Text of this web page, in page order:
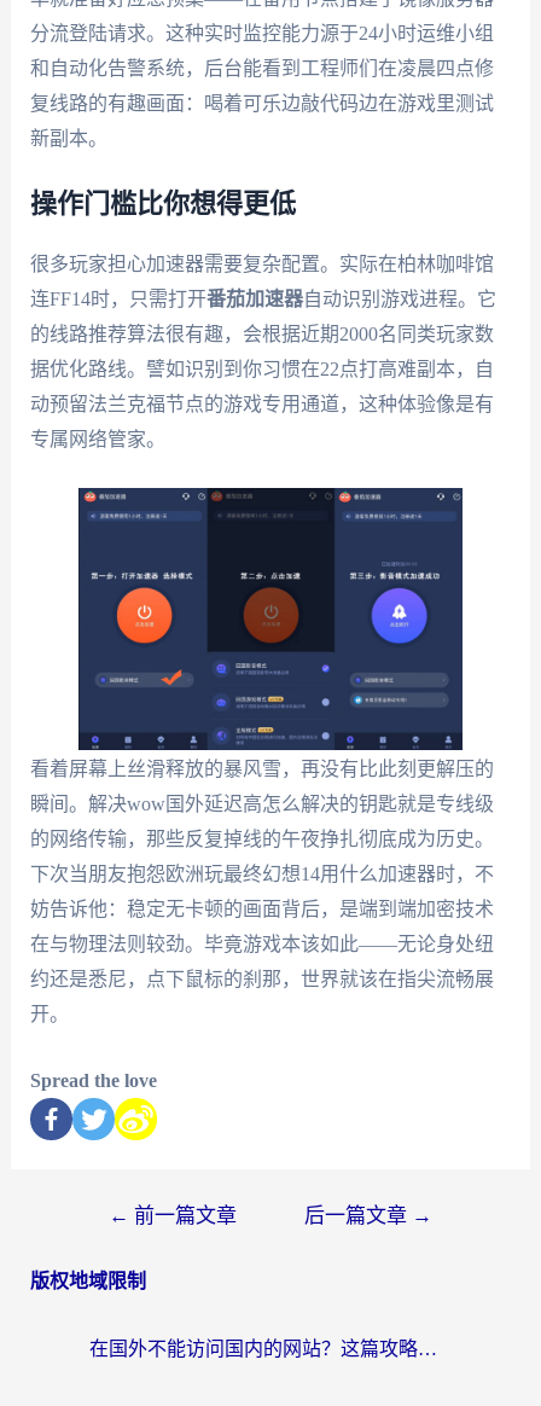
分流登陆请求。这种实时监控能力源于24小时运维小组
和自动化告警系统，后台能看到工程师们在凌晨四点修
复线路的有趣画面：喝着可乐边敲代码边在游戏里测试
新副本。
操作门槛比你想得更低
很多玩家担心加速器需要复杂配置。实际在柏林咖啡馆
连FF14时，只需打开番茄加速器自动识别游戏进程。它
的线路推荐算法很有趣，会根据近期2000名同类玩家数
据优化路线。譬如识别到你习惯在22点打高难副本，自
动预留法兰克福节点的游戏专用通道，这种体验像是有
专属网络管家。
看着屏幕上丝滑释放的暴风雪，再没有比此刻更解压的
瞬间。解决wow国外延迟高怎么解决的钥匙就是专线级
的网络传输，那些反复掉线的午夜挣扎彻底成为历史。
下次当朋友抱怨欧洲玩最终幻想14用什么加速器时，不
妨告诉他：稳定无卡顿的画面背后，是端到端加密技术
在与物理法则较劲。毕竟游戏本该如此——无论身处纽
约还是悉尼，点下鼠标的刹那，世界就该在指尖流畅展
开。
Spread the love
← 前一篇文章 后一篇文章 →
版权地域限制
在国外不能访问国内的网站？这篇攻略帮你无缝连接家乡资源